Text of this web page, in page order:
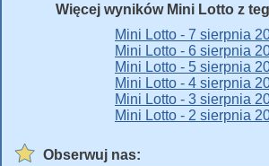
Więcej wyników Mini Lotto z
Mini Lotto - 7 sierpnia
Mini Lotto - 6 sierpnia
Mini Lotto - 5 sierpnia
Mini Lotto - 4 sierpnia
Mini Lotto - 3 sierpnia
Mini Lotto - 2 sierpnia
Obserwuj nas: